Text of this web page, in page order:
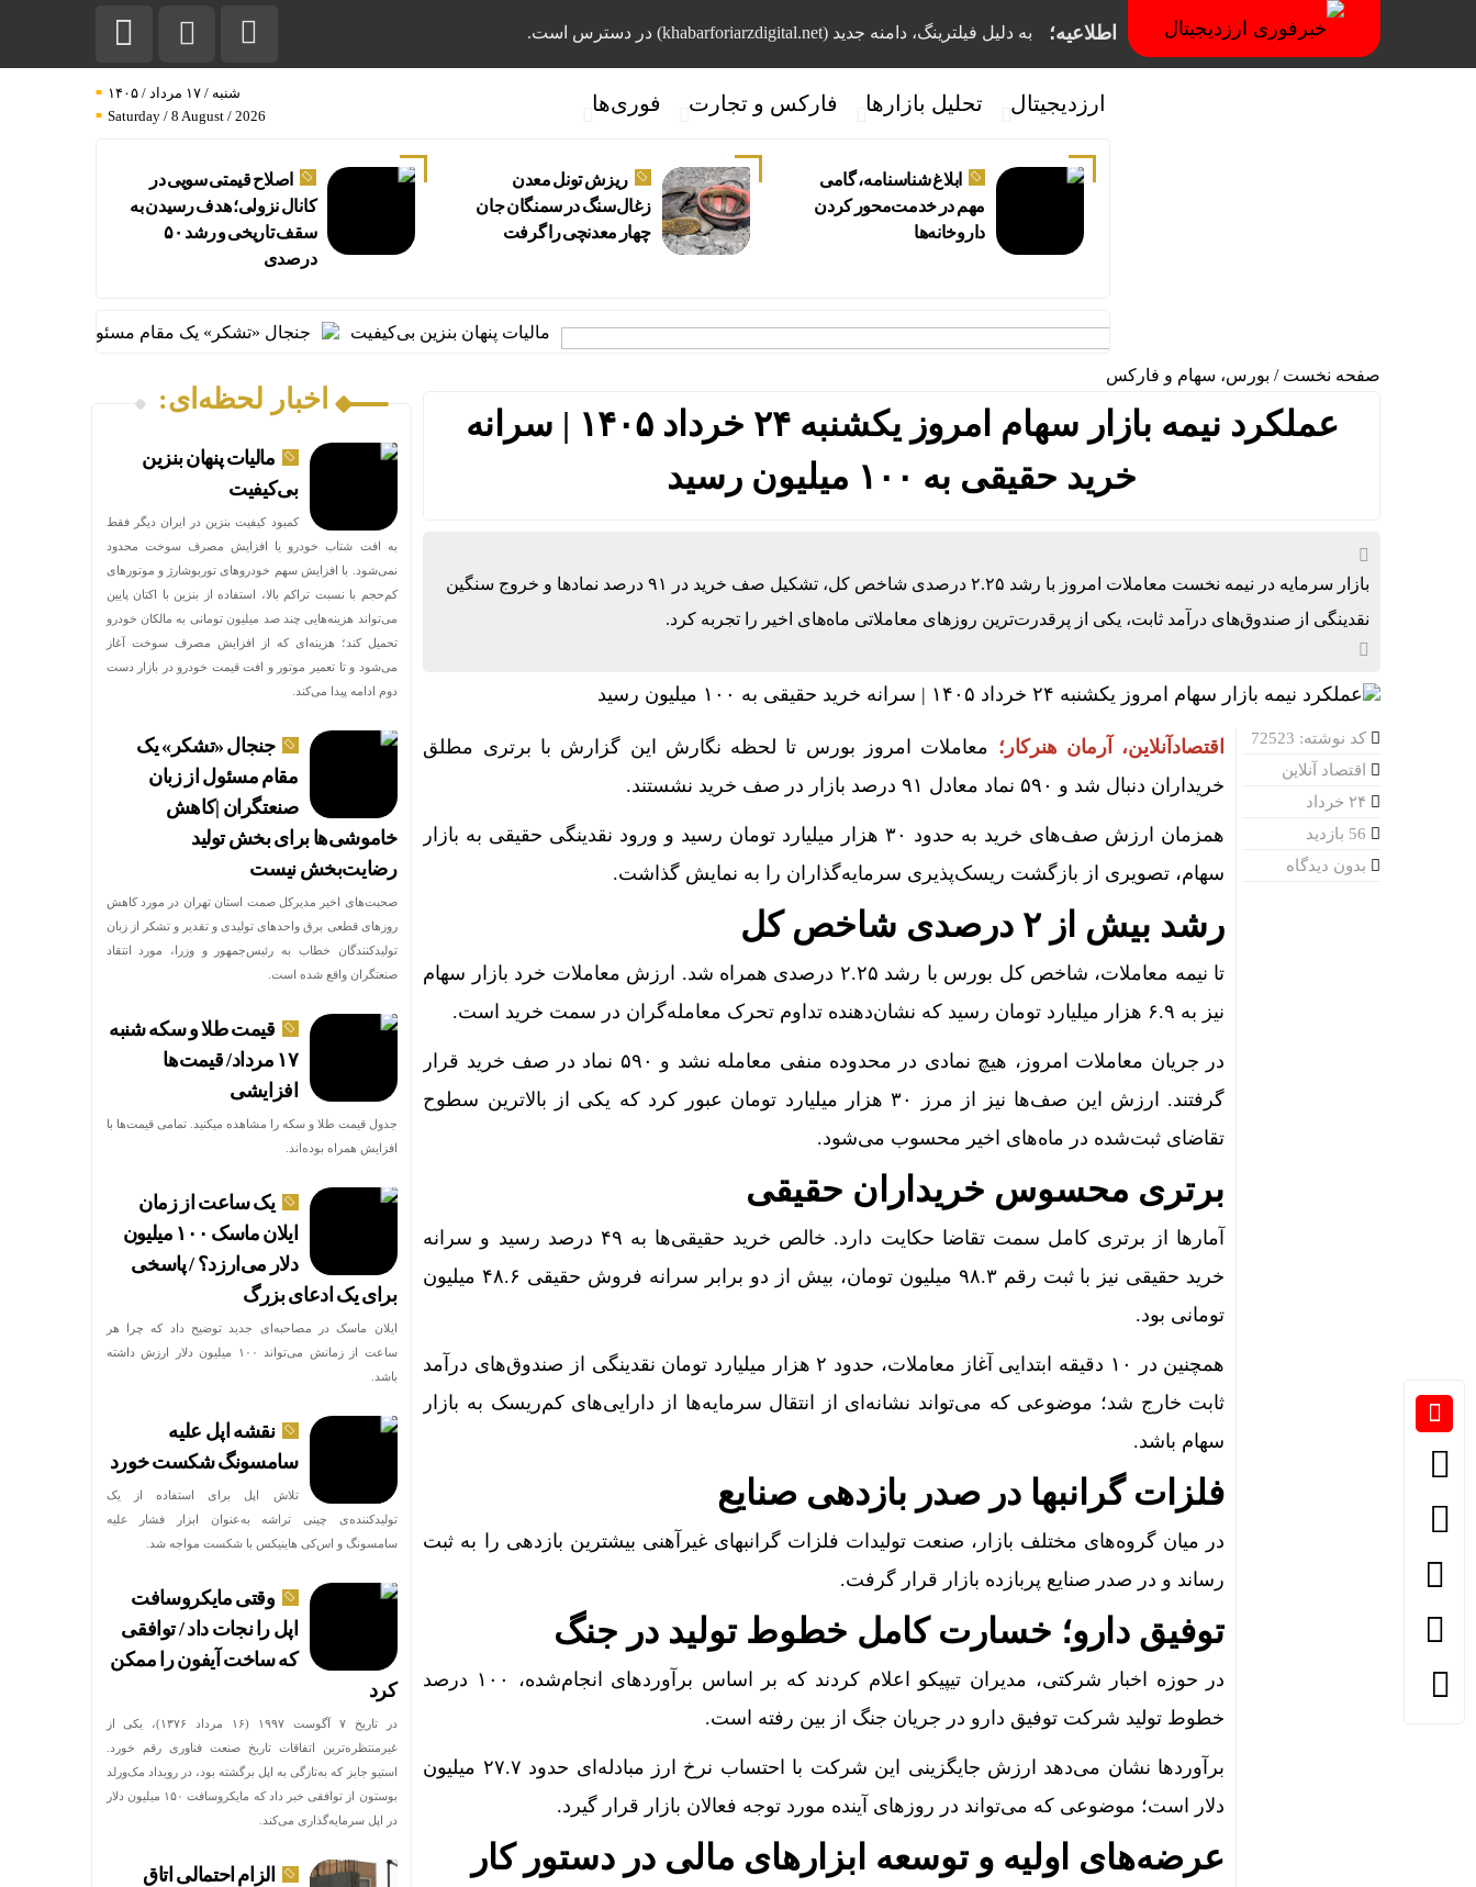
اطلاعیه؛ به دلیل فیلترینگ، دامنه جدید (khabarforiarzdigital.net) در دسترس است.
ارزدیجیتال تحلیل بازارها فارکس و تجارت فوری‌ها
شنبه / ۱۷ مرداد / ۱۴۰۵
Saturday / 8 August / 2026
ابلاغ شناسنامه، گامی
مهم در خدمت‌محور کردن
داروخانه‌ها
ریزش تونل معدن
زغال‌سنگ در سمنگان جان
چهار معدنچی را گرفت
اصلاح قیمتی سویی در
کانال نزولی؛ هدف رسیدن به
سقف تاریخی و رشد ۵۰
درصدی
مالیات پنهان بنزین بی‌کیفیت جنجال «تشکر» یک مقام مسئول از زبان
صفحه نخست / بورس، سهام و فارکس
عملکرد نیمه بازار سهام امروز یکشنبه ۲۴ خرداد ۱۴۰۵ | سرانه
خرید حقیقی به ۱۰۰ میلیون رسید
بازار سرمایه در نیمه نخست معاملات امروز با رشد ۲.۲۵ درصدی شاخص کل، تشکیل صف خرید در ۹۱ درصد نماد‌ها و خروج سنگین
نقدینگی از صندوق‌های درآمد ثابت، یکی از پرقدرت‌ترین روز‌های معاملاتی ماه‌های اخیر را تجربه کرد.
کد نوشته: 72523
اقتصاد آنلاین
بدون دیدگاه
اقتصادآنلاین، آرمان هنرکار؛ معاملات امروز بورس تا لحظه نگارش این گزارش با برتری مطلق
خریداران دنبال شد و ۵۹۰ نماد معادل ۹۱ درصد بازار در صف خرید نشستند.
همزمان ارزش صف‌های خرید به حدود ۳۰ هزار میلیارد تومان رسید و ورود نقدینگی حقیقی به بازار
سهام، تصویری از بازگشت ریسک‌پذیری سرمایه‌گذاران را به نمایش گذاشت.
رشد بیش از ۲ درصدی شاخص کل
تا نیمه معاملات، شاخص کل بورس با رشد ۲.۲۵ درصدی همراه شد. ارزش معاملات خرد بازار سهام
نیز به ۶.۹ هزار میلیارد تومان رسید که نشان‌دهنده تداوم تحرک معامله‌گران در سمت خرید است.
در جریان معاملات امروز، هیچ نمادی در محدوده منفی معامله نشد و ۵۹۰ نماد در صف خرید قرار
گرفتند. ارزش این صف‌ها نیز از مرز ۳۰ هزار میلیارد تومان عبور کرد که یکی از بالاترین سطوح
تقاضای ثبت‌شده در ماه‌های اخیر محسوب می‌شود.
برتری محسوس خریداران حقیقی
آمار‌ها از برتری کامل سمت تقاضا حکایت دارد. خالص خرید حقیقی‌ها به ۴۹ درصد رسید و سرانه
خرید حقیقی نیز با ثبت رقم ۹۸.۳ میلیون تومان، بیش از دو برابر سرانه فروش حقیقی ۴۸.۶ میلیون
تومانی بود.
همچنین در ۱۰ دقیقه ابتدایی آغاز معاملات، حدود ۲ هزار میلیارد تومان نقدینگی از صندوق‌های درآمد
ثابت خارج شد؛ موضوعی که می‌تواند نشانه‌ای از انتقال سرمایه‌ها از دارایی‌های کم‌ریسک به بازار
سهام باشد.
فلزات گرانبها در صدر بازدهی صنایع
در میان گروه‌های مختلف بازار، صنعت تولیدات فلزات گرانبهای غیرآهنی بیشترین بازدهی را به ثبت
رساند و در صدر صنایع پربازده بازار قرار گرفت.
توفیق دارو؛ خسارت کامل خطوط تولید در جنگ
در حوزه اخبار شرکتی، مدیران تیپیکو اعلام کردند که بر اساس برآورد‌های انجام‌شده، ۱۰۰ درصد
خطوط تولید شرکت توفیق دارو در جریان جنگ از بین رفته است.
برآورد‌ها نشان می‌دهد ارزش جایگزینی این شرکت با احتساب نرخ ارز مبادله‌ای حدود ۲۷.۷ میلیون
دلار است؛ موضوعی که می‌تواند در روز‌های آینده مورد توجه فعالان بازار قرار گیرد.
عرضه‌های اولیه و توسعه ابزار‌های مالی در دستور کار
اخبار لحظه‌ای:
مالیات پنهان بنزین
بی‌کیفیت
کمبود کیفیت بنزین در ایران دیگر فقط
به افت شتاب خودرو یا افزایش مصرف سوخت محدود
نمی‌شود. با افزایش سهم خودروهای توربوشارژ و موتورهای
کم‌حجم با نسبت تراکم بالا، استفاده از بنزین با اکتان پایین
می‌تواند هزینه‌هایی چند صد میلیون تومانی به مالکان خودرو
تحمیل کند؛ هزینه‌ای که از افزایش مصرف سوخت آغاز
می‌شود و تا تعمیر موتور و افت قیمت خودرو در بازار دست
دوم ادامه پیدا می‌کند.
جنجال «تشکر» یک
مقام مسئول از زبان
صنعتگران |کاهش
خاموشی‌ها برای بخش تولید
رضایت‌بخش نیست
صحبت‌های اخیر مدیرکل صمت استان تهران در مورد کاهش
روزهای قطعی برق واحدهای تولیدی و تقدیر و تشکر از زبان
تولیدکنندگان خطاب به رئیس‌جمهور و وزرا، مورد انتقاد
صنعتگران واقع شده است.
قیمت طلا و سکه شنبه
۱۷ مرداد/ قیمت‌ها
افزایشی
جدول قیمت طلا و سکه را مشاهده میکنید. تمامی قیمت‌ها با
افزایش همراه بوده‌اند.
یک ساعت از زمان
ایلان ماسک ۱۰۰ میلیون
دلار می‌ارزد؟ / پاسخی
برای یک ادعای بزرگ
ایلان ماسک در مصاحبه‌ای جدید توضیح داد که چرا هر
ساعت از زمانش می‌تواند ۱۰۰ میلیون دلار ارزش داشته
باشد.
نقشه اپل علیه
سامسونگ شکست خورد
تلاش اپل برای استفاده از یک
تولیدکننده‌ی چینی تراشه به‌عنوان ابزار فشار علیه
سامسونگ و اس‌کی هاینیکس با شکست مواجه شد.
وقتی مایکروسافت
اپل را نجات داد / توافقی
که ساخت آیفون را ممکن
کرد
در تاریخ ۷ آگوست ۱۹۹۷ (۱۶ مرداد ۱۳۷۶)، یکی از
غیرمنتظره‌ترین اتفاقات تاریخ صنعت فناوری رقم خورد.
استیو جابز که به‌تازگی به اپل برگشته بود، در رویداد مک‌ورلد
بوستون از توافقی خبر داد که مایکروسافت ۱۵۰ میلیون دلار
در اپل سرمایه‌گذاری می‌کند.
الزام احتمالی اتاق